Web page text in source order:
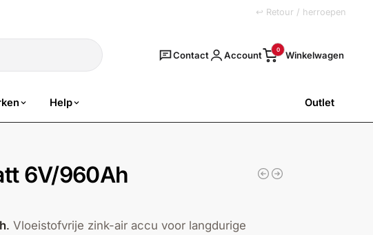
↩ Retour / herroepen
Zoeken
Contact Account 0
Help Outlet
6V/960Ah
. Vloeistofvrije zink-air accu voor langdurige